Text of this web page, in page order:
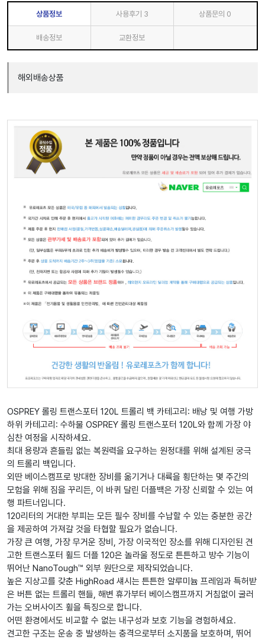
상품정보 사용후기 3 상품문의 0
배송정보 교환정보
해외배송상품
OSPREY 롤링 트랜스포터 120L 트롤리 백 카테고리: 배낭 및 여행 가방
하위 카테고리: 수하물 OSPREY 롤링 트랜스포터 120L와 함께 가장 야
심찬 여정을 시작하세요.
최대 용량과 흔들림 없는 복원력을 요구하는 원정대를 위해 설계된 궁극
의 트롤리 백입니다.
외딴 베이스캠프로 방대한 장비를 옮기거나 대륙을 횡단하는 몇 주간의
모험을 위해 짐을 꾸리든, 이 바퀴 달린 더플백은 가장 신뢰할 수 있는 여
행 파트너입니다.
120리터의 거대한 부피는 모든 필수 장비를 수납할 수 있는 충분한 공간
을 제공하여 가져갈 것을 타협할 필요가 없습니다.
가장 큰 여행, 가장 무거운 장비, 가장 이국적인 장소를 위해 디자인된 견
고한 트랜스포터 휠드 더플 120은 놀라울 정도로 튼튼하고 방수 기능이
뛰어난 NanoTough™ 외부 원단으로 제작되었습니다.
높은 지상고를 갖춘 HighRoad 섀시는 튼튼한 알루미늄 프레임과 특허받
은 버튼 없는 트롤리 핸들, 해변 휴가부터 베이스캠프까지 거침없이 굴러
가는 오버사이즈 휠을 특징으로 합니다.
어떤 환경에서도 비교할 수 없는 내구성과 보호 기능을 경험하세요.
견고한 구조는 운송 중 발생하는 충격으로부터 소지품을 보호하며, 뛰어